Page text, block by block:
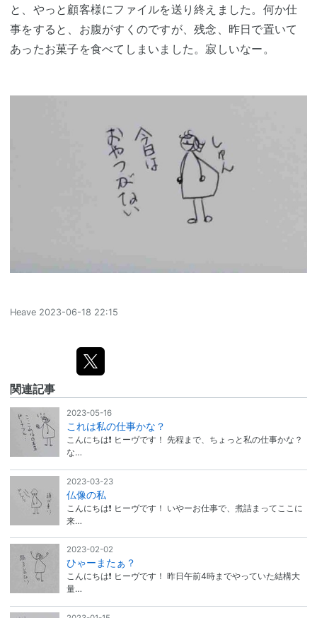
と、やっと顧客様にファイルを送り終えました。何か仕
事をすると、お腹がすくのですが、残念、昨日で置いて
あったお菓子を食べてしまいました。寂しいなー。
Heave 2023-06-18 22:15
関連記事
2023-05-16
これは私の仕事かな？
こんにちは❗ ヒーヴです！ 先程まで、ちょっと私の仕事かな？
な…
2023-03-23
仏像の私
こんにちは❗ ヒーヴです！ いやーお仕事で、煮詰まってここに
来…
2023-02-02
ひゃーまたぁ？
こんにちは❗ ヒーヴです！ 昨日午前4時までやっていた結構大
量…